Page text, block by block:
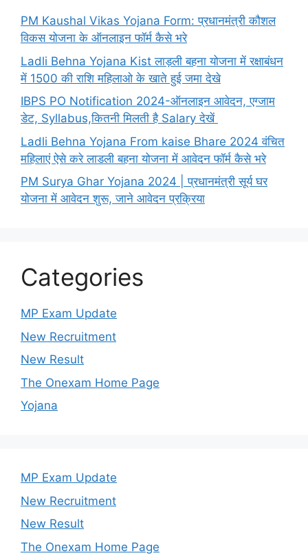
PM Kaushal Vikas Yojana Form: प्रधानमंत्री कौशल
विकस योजना के ऑनलाइन फॉर्म कैसे भरे
Ladli Behna Yojana Kist लाड़ली बहना योजना में रक्षाबंधन
में 1500 की राशि महिलाओ के खाते हुई जमा देखे
IBPS PO Notification 2024-ऑनलाइन आवेदन, एग्जाम
डेट, Syllabus,कितनी मिलती है Salary देखें
Ladli Behna Yojana From kaise Bhare 2024 वंचित
महिलाएं ऐसे करे लाडली बहना योजना में आवेदन फॉर्म कैसे भरे
PM Surya Ghar Yojana 2024 | प्रधानमंत्री सूर्य घर
योजना में आवेदन शुरू, जाने आवेदन प्रक्रिया
Categories
MP Exam Update
New Recruitment
New Result
The Onexam Home Page
Yojana
MP Exam Update
New Recruitment
New Result
The Onexam Home Page